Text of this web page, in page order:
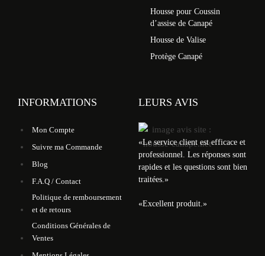
Housse pour Coussin
d’assise de Canapé
Housse de Valise
Protège Canapé
INFORMATIONS
Mon Compte
Suivre ma Commande
Blog
F.A.Q / Contact
Politique de remboursement
et de retours
Conditions Générales de
Ventes
LEURS AVIS
«Le service client est efficace et
professionnel. Les réponses sont
rapides et les questions sont bien
traitées. »
«Excellent produit. »